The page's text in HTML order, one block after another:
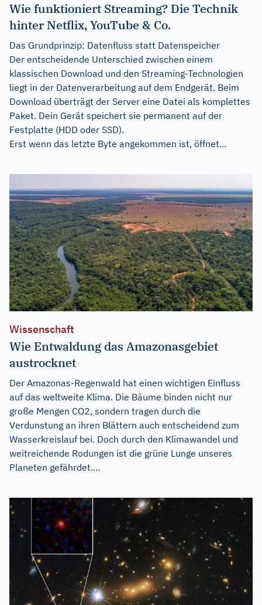
Wie funktioniert Streaming? Die Technik
hinter Netflix, YouTube & Co.
Das Grundprinzip: Datenfluss statt Datenspeicher
Der entscheidende Unterschied zwischen einem
klassischen Download und den Streaming-Technologien
liegt in der Datenverarbeitung auf dem Endgerät. Beim
Download überträgt der Server eine Datei als komplettes
Paket. Dein Gerät speichert sie permanent auf der
Festplatte (HDD oder SSD).
Erst wenn das letzte Byte angekommen ist, öffnet...
Wissenschaft
Wie Entwaldung das Amazonasgebiet
austrocknet
Der Amazonas-Regenwald hat einen wichtigen Einfluss
auf das weltweite Klima. Die Bäume binden nicht nur
große Mengen CO2, sondern tragen durch die
Verdunstung an ihren Blättern auch entscheidend zum
Wasserkreislauf bei. Doch durch den Klimawandel und
weitreichende Rodungen ist die grüne Lunge unseres
Planeten gefährdet....